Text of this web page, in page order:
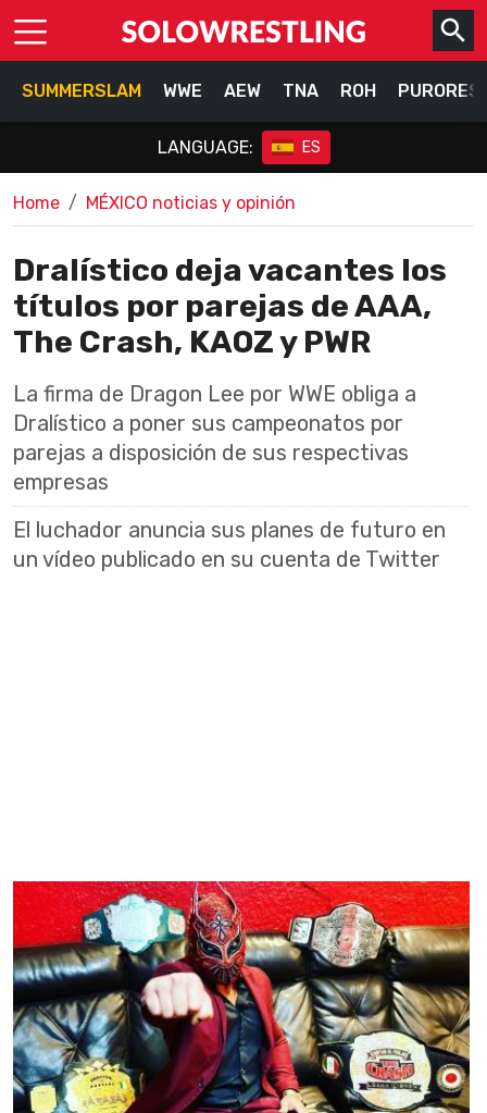
SUMMERSLAM WWE AEW TNA ROH
LANGUAGE: ES
Home MÉXICO noticias y opinión
Dralístico deja vacantes los
títulos por parejas de AAA,
The Crash, KAOZ y PWR
La firma de Dragon Lee por WWE obliga a
Dralístico a poner sus campeonatos por
parejas a disposición de sus respectivas
empresas
El luchador anuncia sus planes de futuro en
un vídeo publicado en su cuenta de Twitter